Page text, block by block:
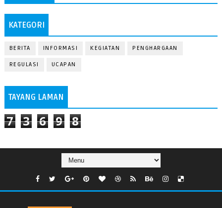
KATEGORI
BERITA INFORMASI KEGIATAN PENGHARGAAN
REGULASI UCAPAN
TAYANG LAMAN
7 3 6 9 8